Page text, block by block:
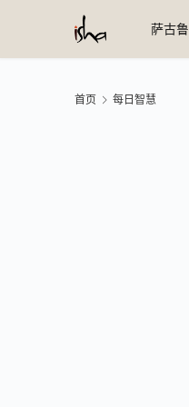
萨古鲁
首页 每日智慧